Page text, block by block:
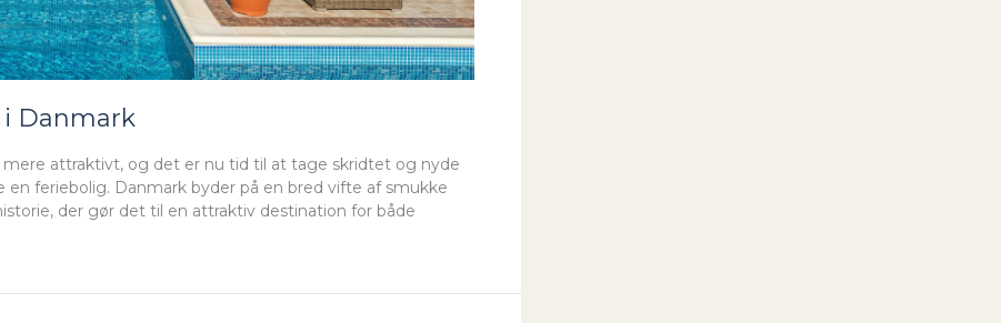
Danmark
attraktivt, og det er nu tid til at tage skridtet og nyde
feriebolig. Danmark byder på en bred vifte af smukke
der gør det til en attraktiv destination for både